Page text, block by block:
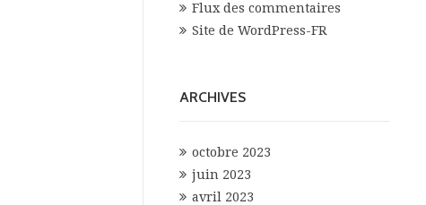
Flux des commentaires
Site de WordPress-FR
ARCHIVES
octobre 2023
juin 2023
avril 2023